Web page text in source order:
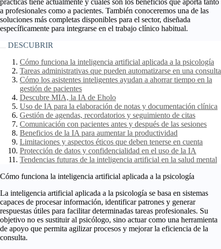
prácticas tiene actualmente y cuáles son los beneficios que aporta tanto
a profesionales como a pacientes. También conoceremos una de las
soluciones más completas disponibles para el sector, diseñada
específicamente para integrarse en el trabajo clínico habitual.
DESCUBRIR
Cómo funciona la inteligencia artificial aplicada a la psicología
Tareas administrativas que pueden automatizarse en una consulta
Cómo los asistentes inteligentes ayudan a ahorrar tiempo en la
gestión de pacientes
Descubre MIA, la IA de Eholo
Uso de IA para la elaboración de notas y documentación clínica
Gestión de agendas, recordatorios y seguimiento de citas
Comunicación con pacientes antes y después de las sesiones
Beneficios de la IA para aumentar la productividad
Limitaciones y aspectos éticos que deben tenerse en cuenta
Protección de datos y confidencialidad en el uso de la IA
Tendencias futuras de la inteligencia artificial en la salud mental
Cómo funciona la inteligencia artificial aplicada a la psicología
La inteligencia artificial aplicada a la psicología se basa en sistemas
capaces de procesar información, identificar patrones y generar
respuestas útiles para facilitar determinadas tareas profesionales. Su
objetivo no es sustituir al psicólogo, sino actuar como una herramienta
de apoyo que permita agilizar procesos y mejorar la eficiencia de la
consulta.